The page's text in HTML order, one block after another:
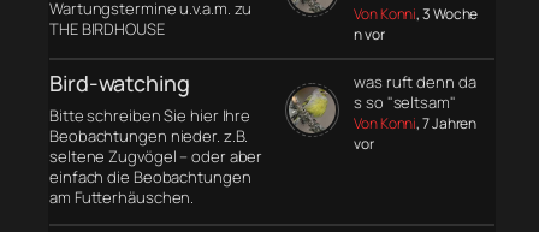
Wartungstermine u.v.a.m. zu
THE BIRDHOUSE
Von Konni, 3 Woche
n vor
Bird-watching
Bitte schreiben Sie hier Ihre
Beobachtungen nieder. z.B.
seltene Zugvögel – oder aber
einfach die Beobachtungen
am Futterhäuschen.
was ruft denn da
s so "seltsam"
Von Konni, 7 Jahren
vor